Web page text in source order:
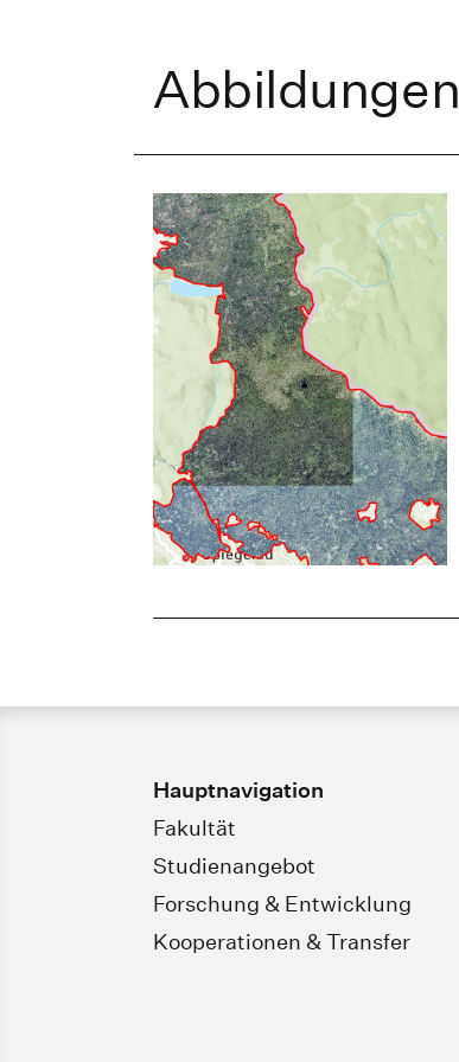
Abbildungen
Hauptnavigation
Fakultät
Studienangebot
Forschung & Entwicklung
Kooperationen & Transfer